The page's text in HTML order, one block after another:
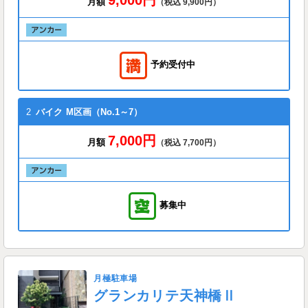
（税込 9,900円）
予約受付中
2 バイク M区画（No.1～7）
月額 7,000円 （税込 7,700円）
募集中
月極駐車場
グランカリテ天神橋Ⅱ